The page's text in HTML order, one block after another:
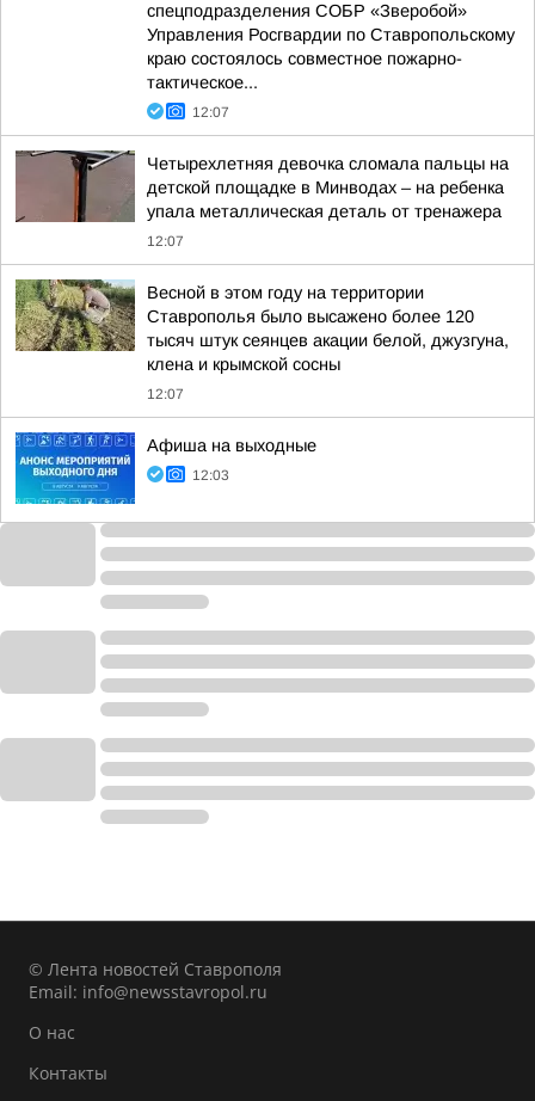
спецподразделения СОБР «Зверобой»
Управления Росгвардии по Ставропольскому
краю состоялось совместное пожарно-
тактическое...
12:07
Четырехлетняя девочка сломала пальцы на
детской площадке в Минводах – на ребенка
упала металлическая деталь от тренажера
12:07
Весной в этом году на территории
Ставрополья было высажено более 120
тысяч штук сеянцев акации белой, джузгуна,
клена и крымской сосны
12:07
Афиша на выходные
12:03
© Лента новостей Ставрополя
Email: info@newsstavropol.ru
О нас
Контакты